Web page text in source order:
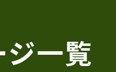
一覧